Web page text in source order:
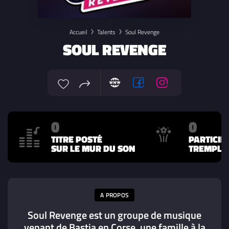
Accueil Talents Soul Revenge
SOUL REVENGE
0
TITRE POSTÉ
SUR LE MUR DU SON
0
A PROPOS
Soul Revenge est un groupe de musique